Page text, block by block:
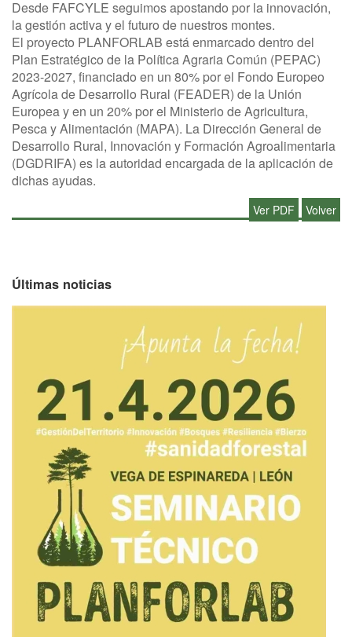
Desde FAFCYLE seguimos apostando por la innovación,
la gestión activa y el futuro de nuestros montes.
El proyecto PLANFORLAB está enmarcado dentro del
Plan Estratégico de la Política Agraria Común (PEPAC)
2023-2027, financiado en un 80% por el Fondo Europeo
Agrícola de Desarrollo Rural (FEADER) de la Unión
Europea y en un 20% por el Ministerio de Agricultura,
Pesca y Alimentación (MAPA). La Dirección General de
Desarrollo Rural, Innovación y Formación Agroalimentaria
(DGDRIFA) es la autoridad encargada de la aplicación de
dichas ayudas.
Ver PDF Volver
Últimas noticias